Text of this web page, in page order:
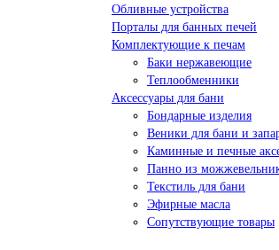
Обливные устройства
Порталы для банных печей
Комплектующие к печам
Баки нержавеющие
Теплообменники
Аксессуары для бани
Бондарные изделия
Веники для бани и
Каминные и печные
Панно из
Текстиль для бани
Эфирные масла
Сопутствующие товары